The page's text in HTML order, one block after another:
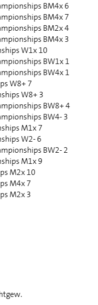
BM4x 6
BM4x 7
BM2x 4
BM4x 3
W1x 10
BW1x 1
BW4x 1
W8+ 7
W8+ 3
BW8+ 4
BW4- 3
M1x 7
W2- 6
BW2- 2
M1x 9
M2x 10
M4x 7
M2x 3